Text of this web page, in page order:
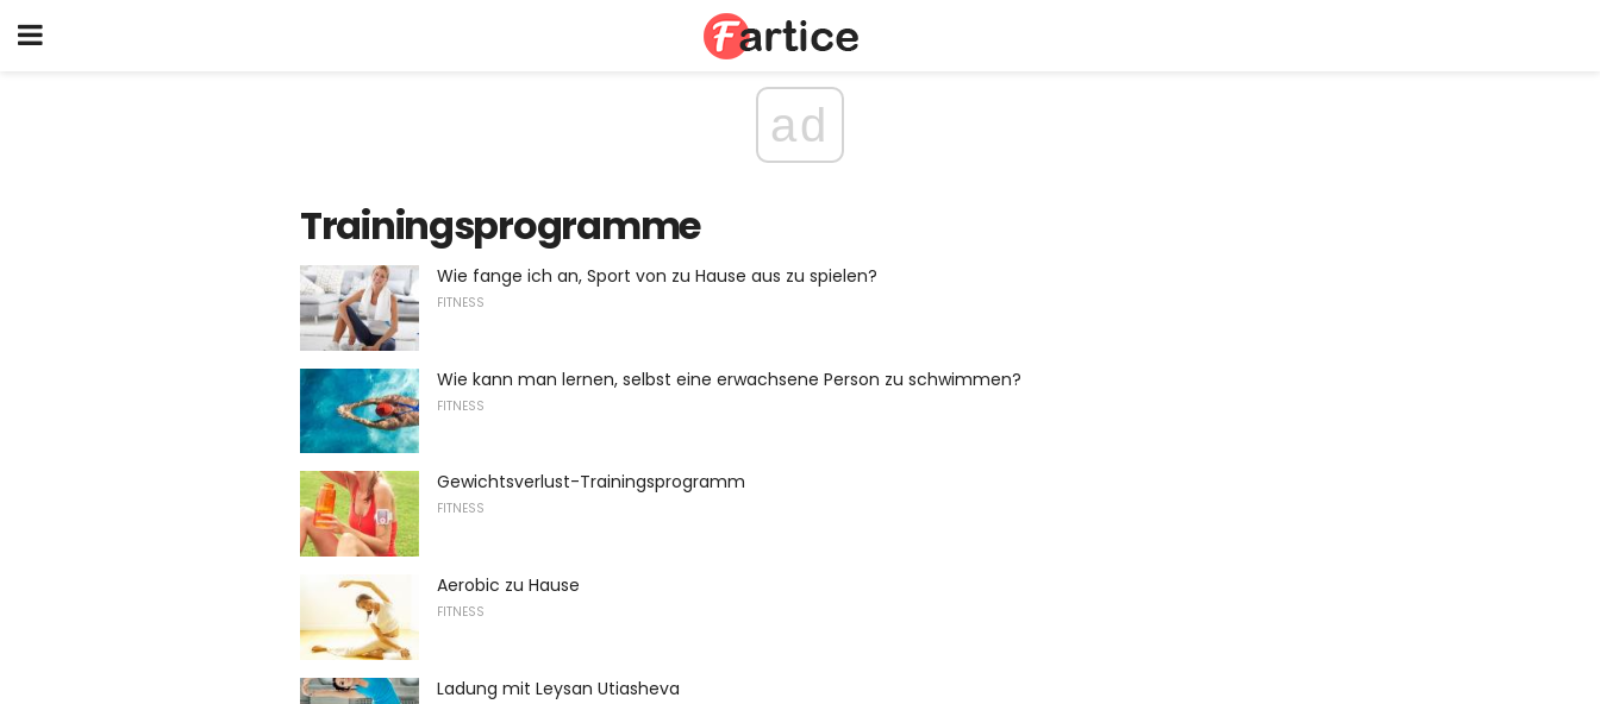
ad
Trainingsprogramme
Wie fange ich an, Sport von zu Hause aus zu spielen?
FITNESS
Wie kann man lernen, selbst eine erwachsene Person zu schwimmen?
FITNESS
Gewichtsverlust-Trainingsprogramm
FITNESS
Aerobic zu Hause
FITNESS
Ladung mit Leysan Utiasheva